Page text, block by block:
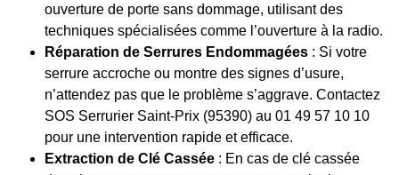
ouverture de porte sans dommage, utilisant des
techniques spécialisées comme l’ouverture à la radio.
Réparation de Serrures Endommagées : Si votre
serrure accroche ou montre des signes d’usure,
n’attendez pas que le problème s’aggrave. Contactez
SOS Serrurier Saint-Prix (95390) au 01 49 57 10 10
pour une intervention rapide et efficace.
Extraction de Clé Cassée : En cas de clé cassée